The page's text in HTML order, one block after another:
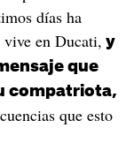
días ha
vive en Ducati, y
que
compatriota,
que esto